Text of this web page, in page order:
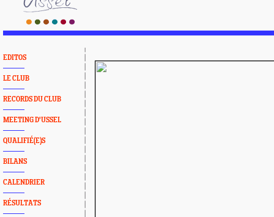
EDITOS
LE CLUB
RECORDS DU CLUB
MEETING D'USSEL
QUALIFIÉ(E)S
BILANS
CALENDRIER
RÉSULTATS